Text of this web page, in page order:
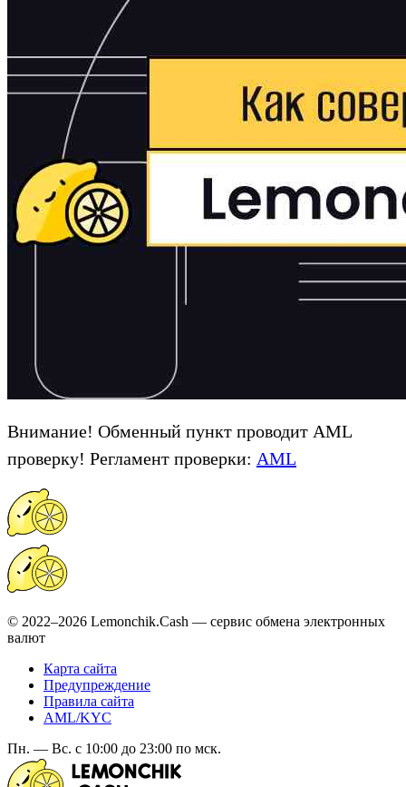
Внимание! Обменный пункт проводит AML
проверку! Регламент проверки: AML
© 2022–2026 Lemonchik.Cash — сервис обмена электронных
валют
Карта сайта
Предупреждение
Правила сайта
AML/KYC
Пн. — Вс. с 10:00 до 23:00 по мск.